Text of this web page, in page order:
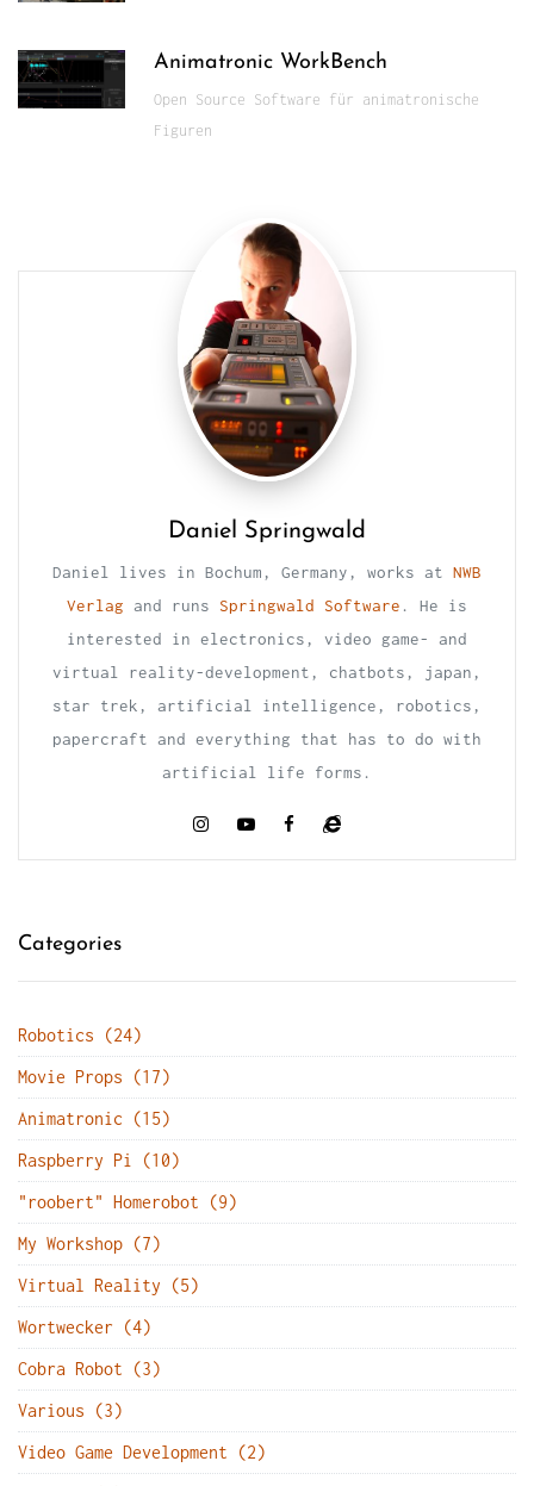
Animatronic WorkBench
Open Source Software für animatronische
Figuren
Daniel Springwald
Daniel lives in Bochum, Germany, works at NWB
Verlag and runs Springwald Software . He is
interested in electronics, video game- and
virtual reality-development, chatbots, japan,
star trek, artificial intelligence, robotics,
papercraft and everything that has to do with
artificial life forms.
Categories
Robotics (24)
Movie Props (17)
Animatronic (15)
Raspberry Pi (10)
"roobert" Homerobot (9)
My Workshop (7)
Virtual Reality (5)
Wortwecker (4)
Cobra Robot (3)
Various (3)
Video Game Development (2)